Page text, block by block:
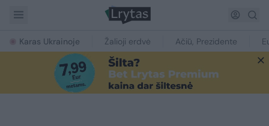
Karas Ukrainoje Žalioji erdvė Ačiū, Prezidente